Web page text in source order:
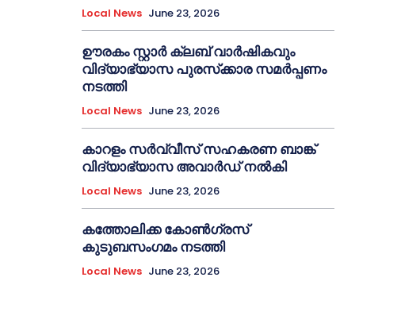
Local News June 23, 2026
ഊരകം സ്റ്റാർ ക്ലബ് വാർഷികവും
വിദ്യാഭ്യാസ പുരസ്‌ക്കാര സമർപ്പണം
നടത്തി
Local News June 23, 2026
കാറളം സർവ്വീസ് സഹകരണ ബാങ്ക്
വിദ്യാഭ്യാസ അവാർഡ് നൽകി
Local News June 23, 2026
കത്തോലിക്ക കോൺഗ്രസ്
കുടുബസംഗമം നടത്തി
Local News June 23, 2026